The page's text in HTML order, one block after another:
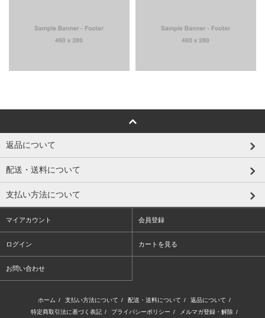
返品について
配送・送料について
支払い方法について
マイアカウント 会員登録
ログイン カートを見る
お問い合わせ
ホーム / 支払い方法について / 配送・送料について / 返品について /
特定商取引法に基づく表記 / プライバシーポリシー / メルマガ登録・解除 /